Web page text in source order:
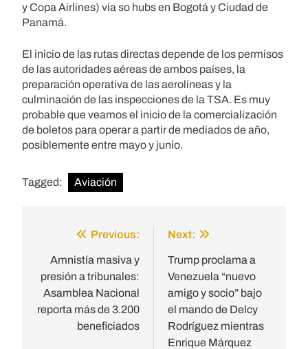
y Copa Airlines) vía so hubs en Bogotá y Ciudad de
Panamá.
El inicio de las rutas directas depende de los permisos
de las autoridades aéreas de ambos países, la
preparación operativa de las aerolíneas y la
culminación de las inspecciones de la TSA. Es muy
probable que veamos el inicio de la comercialización
de boletos para operar a partir de mediados de año,
posiblemente entre mayo y junio.
Tagged: Aviación
navigation
Previous:
Amnistía masiva y
presión a tribunales:
Asamblea Nacional
reporta más de 3.200
beneficiados
Next:
Trump proclama a
Venezuela “nuevo
amigo y socio” bajo
el mando de Delcy
Rodríguez mientras
Enrique Márquez